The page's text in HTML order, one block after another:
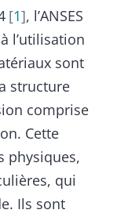
1 , l’ANSES
l’utilisation
sont
structure
comprise
Cette
physiques,
qui
Ils sont